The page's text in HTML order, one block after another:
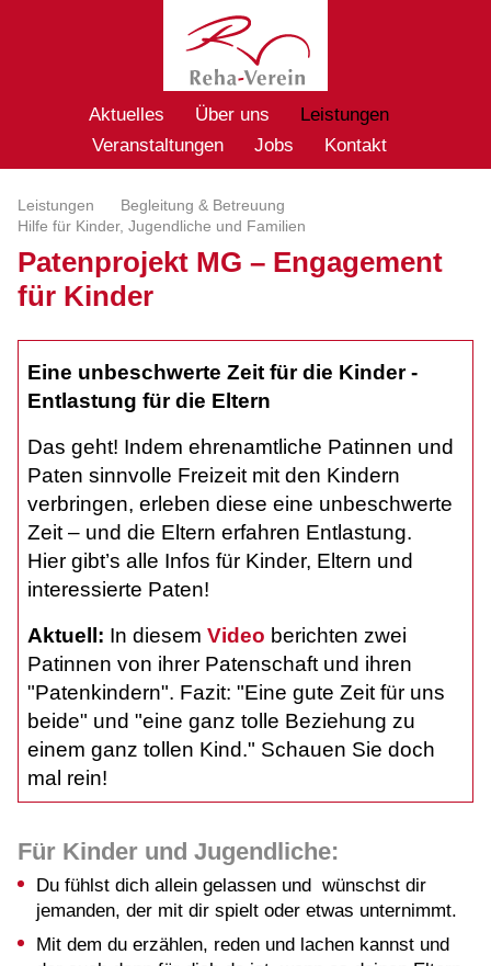
Aktuelles Über uns
Leistungen
Veranstaltungen
Jobs Kontakt
Leistungen
Begleitung & Betreuung
Hilfe für Kinder, Jugendliche und Familien
Patenprojekt MG – Engagement
für Kinder
Eine unbeschwerte Zeit für die Kinder -
Entlastung für die Eltern
Das geht! Indem ehrenamtliche Patinnen und
Paten sinnvolle Freizeit mit den Kindern
verbringen, erleben diese eine unbeschwerte
Zeit – und die Eltern erfahren Entlastung.
Hier gibt’s alle Infos für Kinder, Eltern und
interessierte Paten!
Aktuell: In diesem Video berichten zwei
Patinnen von ihrer Patenschaft und ihren
"Patenkindern". Fazit: "Eine gute Zeit für uns
beide" und "eine ganz tolle Beziehung zu
einem ganz tollen Kind." Schauen Sie doch
mal rein!
Für Kinder und Jugendliche:
Du fühlst dich allein gelassen und wünschst dir
jemanden, der mit dir spielt oder etwas unternimmt.
Mit dem du erzählen, reden und lachen kannst und